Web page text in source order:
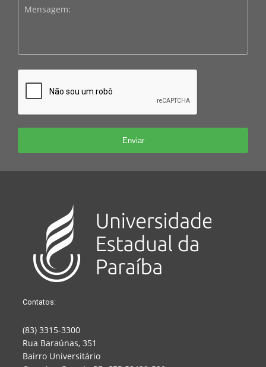
Contatos:
(83) 3315-3300
Rua Baraúnas, 351
Bairro Universitário